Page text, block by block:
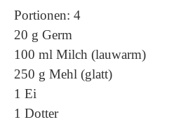
Portionen: 4
20 g Germ
100 ml Milch (lauwarm)
250 g Mehl (glatt)
1 Ei
1 Dotter